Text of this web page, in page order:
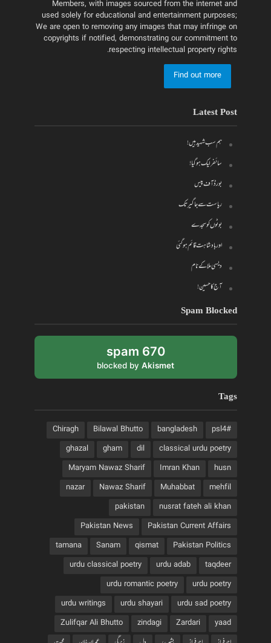
Members, with images sourced from the internet and
used solely for educational and entertainment purposes;
We are open to removing any images that may infringe on
copyrights if notified, demonstrating our commitment to
respecting intellectual property rights.
Find out more
Latest Post
ہم سب شہید ہیں!
سائفر لیک ہو گیا!
بورڈ آف پیس
ریاست سے جاگیر تک
بوٹوں کو سجدے
اور بادشاہت قائم ہو گئی
دیسی ملا کے نام
آج کا حسین!
Spam Blocked
670 spam
blocked by Akismet
Tags
#psl4
bangladesh
Bilawal Bhutto
Chiragh
classical urdu poetry
dil
gham
ghazal
husn
Imran Khan
Maryam Nawaz Sharif
mehfil
Muhabbat
Nawaz Sharif
nazar
nusrat fateh ali khan
pakistan
Pakistan Current Affairs
Pakistan News
Pakistan Politics
qismat
Sanam
tamana
taqdeer
urdu adab
urdu classical poetry
urdu poetry
urdu romantic poetry
urdu sad poetry
urdu shayari
urdu writings
yaad
Zardari
zindagi
Zulifqar Ali Bhutto